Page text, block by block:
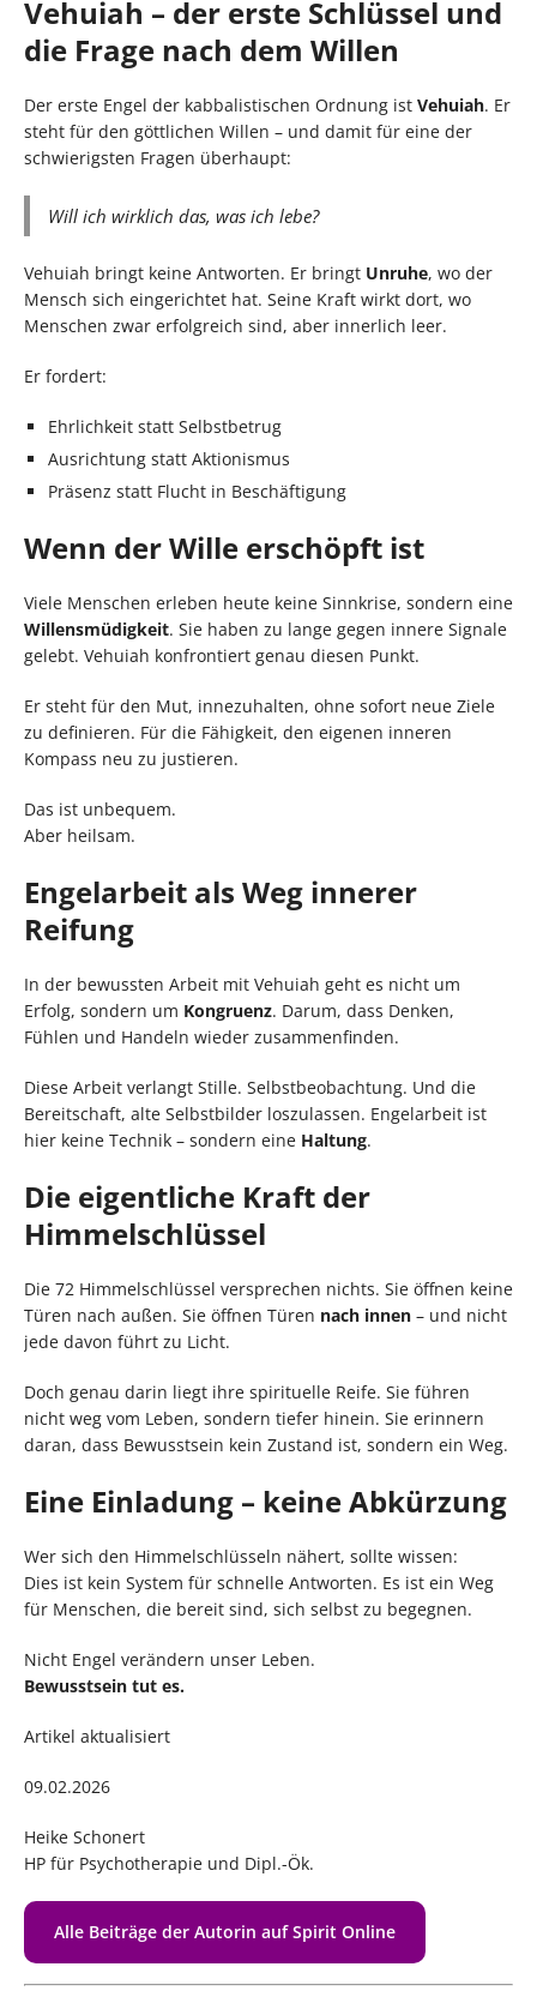
Vehuiah – der erste Schlüssel und
die Frage nach dem Willen
Der erste Engel der kabbalistischen Ordnung ist Vehuiah. Er
steht für den göttlichen Willen – und damit für eine der
schwierigsten Fragen überhaupt:
Will ich wirklich das, was ich lebe?
Vehuiah bringt keine Antworten. Er bringt Unruhe, wo der
Mensch sich eingerichtet hat. Seine Kraft wirkt dort, wo
Menschen zwar erfolgreich sind, aber innerlich leer.
Er fordert:
Ehrlichkeit statt Selbstbetrug
Ausrichtung statt Aktionismus
Präsenz statt Flucht in Beschäftigung
Wenn der Wille erschöpft ist
Viele Menschen erleben heute keine Sinnkrise, sondern eine
Willensmüdigkeit. Sie haben zu lange gegen innere Signale
gelebt. Vehuiah konfrontiert genau diesen Punkt.
Er steht für den Mut, innezuhalten, ohne sofort neue Ziele
zu definieren. Für die Fähigkeit, den eigenen inneren
Kompass neu zu justieren.
Das ist unbequem.
Aber heilsam.
Engelarbeit als Weg innerer
Reifung
In der bewussten Arbeit mit Vehuiah geht es nicht um
Erfolg, sondern um Kongruenz. Darum, dass Denken,
Fühlen und Handeln wieder zusammenfinden.
Diese Arbeit verlangt Stille. Selbstbeobachtung. Und die
Bereitschaft, alte Selbstbilder loszulassen. Engelarbeit ist
hier keine Technik – sondern eine Haltung.
Die eigentliche Kraft der
Himmelschlüssel
Die 72 Himmelschlüssel versprechen nichts. Sie öffnen keine
Türen nach außen. Sie öffnen Türen nach innen – und nicht
jede davon führt zu Licht.
Doch genau darin liegt ihre spirituelle Reife. Sie führen
nicht weg vom Leben, sondern tiefer hinein. Sie erinnern
daran, dass Bewusstsein kein Zustand ist, sondern ein Weg.
Eine Einladung – keine Abkürzung
Wer sich den Himmelschlüsseln nähert, sollte wissen:
Dies ist kein System für schnelle Antworten. Es ist ein Weg
für Menschen, die bereit sind, sich selbst zu begegnen.
Nicht Engel verändern unser Leben.
Bewusstsein tut es.
Artikel aktualisiert
09.02.2026
Heike Schonert
HP für Psychotherapie und Dipl.-Ök.
Alle Beiträge der Autorin auf Spirit Online